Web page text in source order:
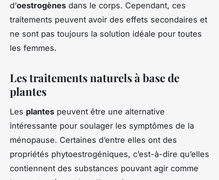
d’oestrogènes dans le corps. Cependant, ces
traitements peuvent avoir des effets secondaires et
ne sont pas toujours la solution idéale pour toutes
les femmes.
Les traitements naturels à base de
plantes
Les plantes peuvent être une alternative
intéressante pour soulager les symptômes de la
ménopause. Certaines d’entre elles ont des
propriétés phytoestrogéniques, c’est-à-dire qu’elles
contiennent des substances pouvant agir comme